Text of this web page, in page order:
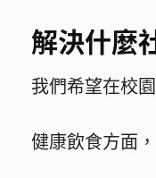
解決什麼
我們希望在校
健康飲食方面